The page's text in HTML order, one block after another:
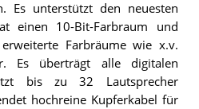
Es unterstützt den neuesten
einen 10-Bit-Farbraum und
Farbräume wie x.v.
Es überträgt alle digitalen
bis zu 32 Lautsprecher
hochreine Kupferkabel für